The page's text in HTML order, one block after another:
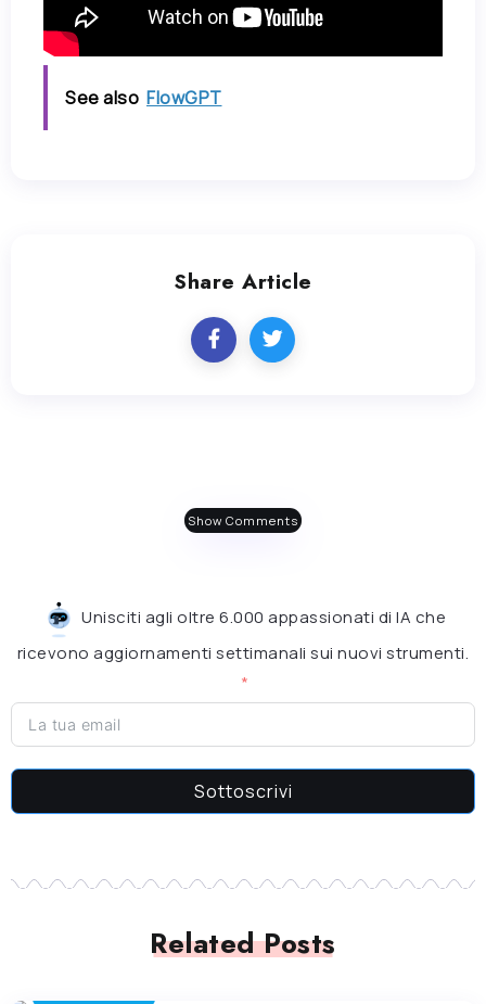
See also FlowGPT
Share Article
Show Comments
Unisciti agli oltre 6.000 appassionati di IA che
ricevono aggiornamenti settimanali sui nuovi strumenti.
Sottoscrivi
Related Posts